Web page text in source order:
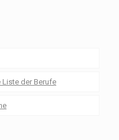
der Berufe